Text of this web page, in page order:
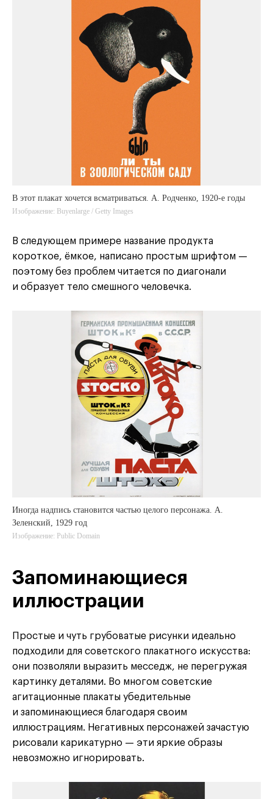
В этот плакат хочется всматриваться. А. Родченко, 1920-е годы
Изображение: Buyenlarge / Getty Images
В следующем примере название продукта
короткое, ёмкое, написано простым шрифтом —
поэтому без проблем читается по диагонали
и образует тело смешного человечка.
Иногда надпись становится частью целого персонажа. А.
Зеленский, 1929 год
Изображение: Public Domain
Запоминающиеся
иллюстрации
Простые и чуть грубоватые рисунки идеально
подходили для советского плакатного искусства:
они позволяли выразить месседж, не перегружая
картинку деталями. Во многом советские
агитационные плакаты убедительные
и запоминающиеся благодаря своим
иллюстрациям. Негативных персонажей зачастую
рисовали карикатурно — эти яркие образы
невозможно игнорировать.